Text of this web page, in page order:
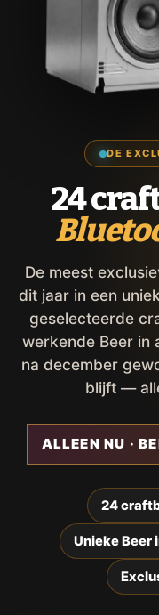
DE
24
De meest
dit jaar in een
geselecteerde
werkende Beer in
na december
blijft —
ALLEEN NU ·
24
Unieke Beer